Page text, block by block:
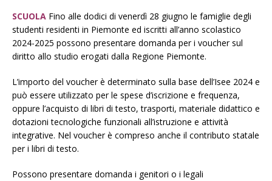
SCUOLA Fino alle dodici di venerdì 28 giugno le famiglie degli
studenti residenti in Piemonte ed iscritti all’anno scolastico
2024-2025 possono presentare domanda per i voucher sul
diritto allo studio erogati dalla Regione Piemonte.
L’importo del voucher è determinato sulla base dell’Isee 2024 e
può essere utilizzato per le spese d’iscrizione e frequenza,
oppure l’acquisto di libri di testo, trasporti, materiale didattico e
dotazioni tecnologiche funzionali all’istruzione e attività
integrative. Nel voucher è compreso anche il contributo statale
per i libri di testo.
Possono presentare domanda i genitori o i legali